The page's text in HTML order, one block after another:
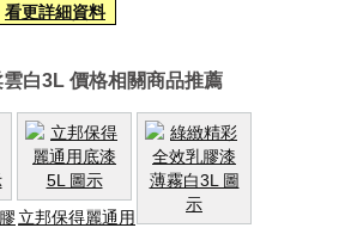
看更詳細資料
白3L 價格相關商品推薦
立邦保得麗通用